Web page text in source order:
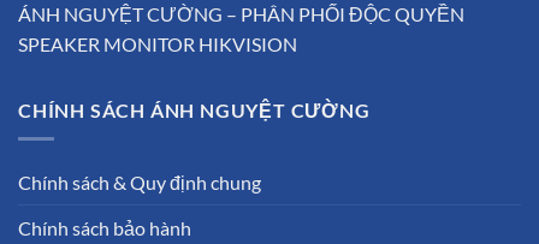
ÁNH NGUYỆT CƯỜNG – PHÂN PHỐI ĐỘC QUYỀN
SPEAKER MONITOR HIKVISION
CHÍNH SÁCH ÁNH NGUYỆT CƯỜNG
Chính sách & Quy định chung
Chính sách bảo hành